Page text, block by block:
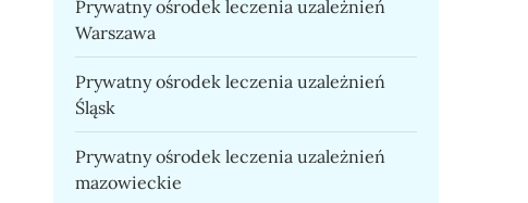
Prywatny ośrodek leczenia uzależnień
Warszawa
Prywatny ośrodek leczenia uzależnień
Śląsk
Prywatny ośrodek leczenia uzależnień
mazowieckie